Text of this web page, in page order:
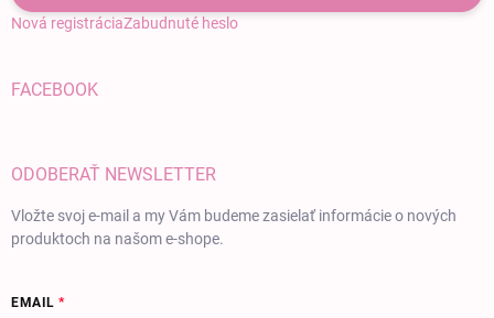
Nová registráciaZabudnuté heslo
FACEBOOK
ODOBERAŤ NEWSLETTER
Vložte svoj e-mail a my Vám budeme zasielať informácie o nových
produktoch na našom e-shope.
EMAIL